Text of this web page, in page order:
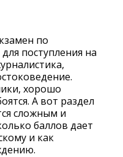
по
поступления на
хорошо
А вот раздел
сложным и
баллов дает
и как